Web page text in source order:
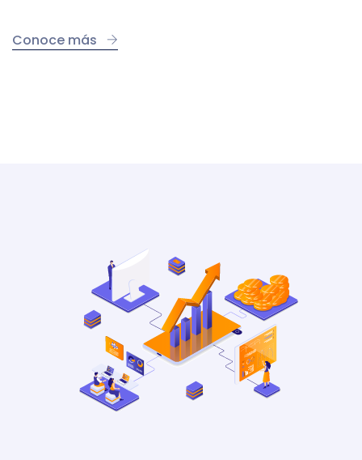
Conoce más